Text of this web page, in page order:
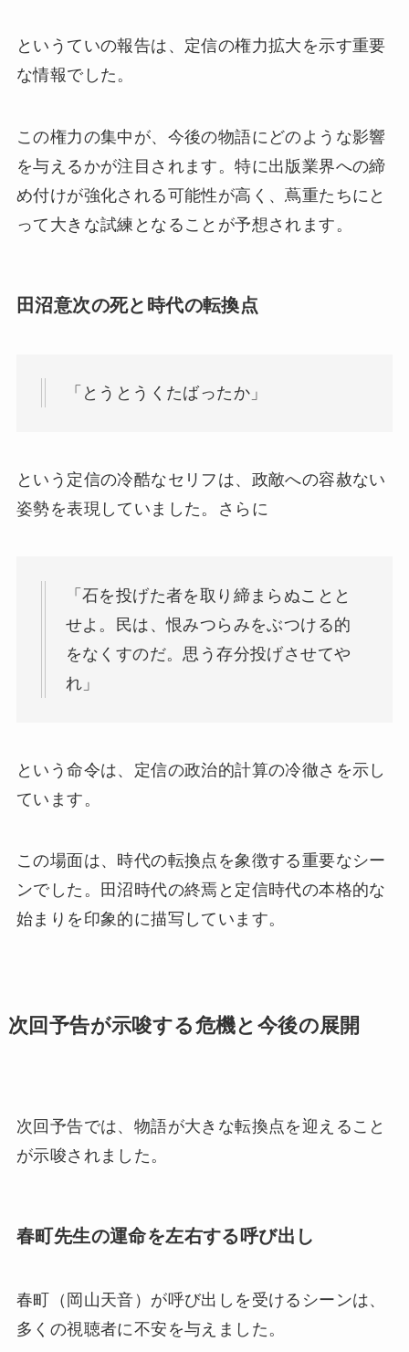
というていの報告は、定信の権力拡大を示す重要
な情報でした。
この権力の集中が、今後の物語にどのような影響
を与えるかが注目されます。特に出版業界への締
め付けが強化される可能性が高く、蔦重たちにと
って大きな試練となることが予想されます。
田沼意次の死と時代の転換点
「とうとうくたばったか」
という定信の冷酷なセリフは、政敵への容赦ない
姿勢を表現していました。さらに
「石を投げた者を取り締まらぬことと
せよ。民は、恨みつらみをぶつける的
をなくすのだ。思う存分投げさせてや
れ」
という命令は、定信の政治的計算の冷徹さを示し
ています。
この場面は、時代の転換点を象徴する重要なシー
ンでした。田沼時代の終焉と定信時代の本格的な
始まりを印象的に描写しています。
次回予告が示唆する危機と今後の展開
次回予告では、物語が大きな転換点を迎えること
が示唆されました。
春町先生の運命を左右する呼び出し
春町（岡山天音）が呼び出しを受けるシーンは、
多くの視聴者に不安を与えました。